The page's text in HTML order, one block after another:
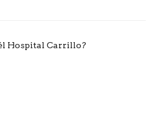
Hospital Carrillo?